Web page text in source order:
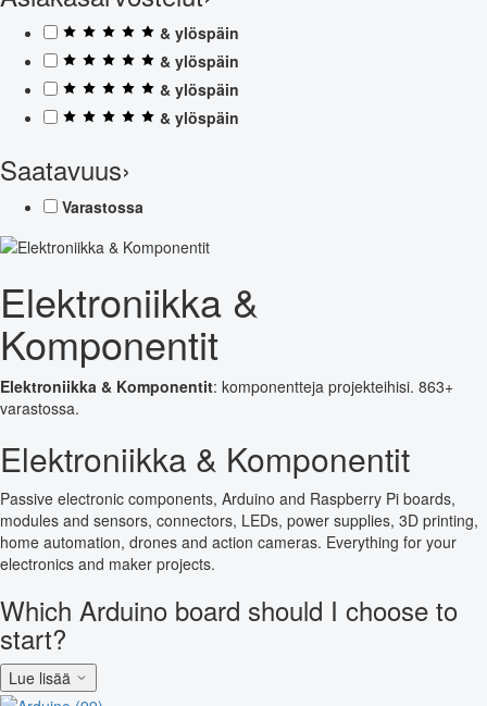
& ylöspäin
& ylöspäin
& ylöspäin
& ylöspäin
Saatavuus›
Varastossa
Elektroniikka &
Komponentit
Elektroniikka & Komponentit: komponentteja projekteihisi. 863+
varastossa.
Elektroniikka & Komponentit
Passive electronic components, Arduino and Raspberry Pi boards,
modules and sensors, connectors, LEDs, power supplies, 3D printing,
home automation, drones and action cameras. Everything for your
electronics and maker projects.
Which Arduino board should I choose to
start?
Lue lisää